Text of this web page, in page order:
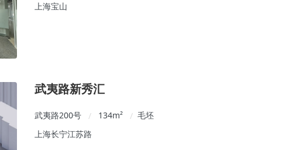
上海宝山
武夷路新秀汇
武夷路200号 / 134m² / 毛坯
上海长宁江苏路